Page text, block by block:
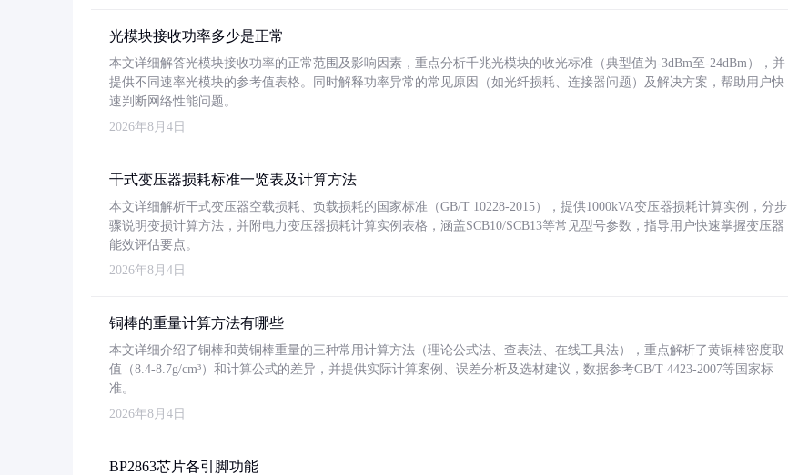
光模块接收功率多少是正常
本文详细解答光模块接收功率的正常范围及影响因素，重点分析千兆光模块的收光标准（典型值为-3dBm至-24dBm），并
提供不同速率光模块的参考值表格。同时解释功率异常的常见原因（如光纤损耗、连接器问题）及解决方案，帮助用户快
速判断网络性能问题。
2026年8月4日
干式变压器损耗标准一览表及计算方法
本文详细解析干式变压器空载损耗、负载损耗的国家标准（GB/T 10228-2015），提供1000kVA变压器损耗计算实例，分步
骤说明变损计算方法，并附电力变压器损耗计算实例表格，涵盖SCB10/SCB13等常见型号参数，指导用户快速掌握变压器
能效评估要点。
2026年8月4日
铜棒的重量计算方法有哪些
本文详细介绍了铜棒和黄铜棒重量的三种常用计算方法（理论公式法、查表法、在线工具法），重点解析了黄铜棒密度取
值（8.4-8.7g/cm³）和计算公式的差异，并提供实际计算案例、误差分析及选材建议，数据参考GB/T 4423-2007等国家标
准。
2026年8月4日
BP2863芯片各引脚功能